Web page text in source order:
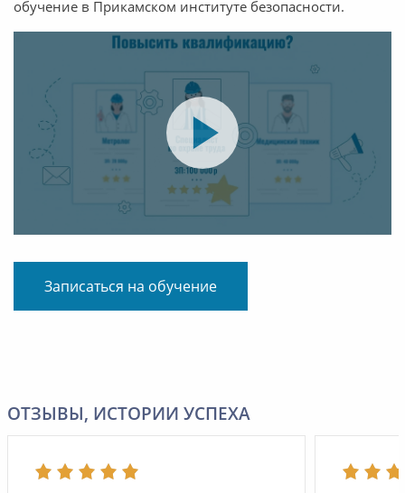
обучение в Прикамском институте безопасности.
Записаться на обучение
ОТЗЫВЫ, ИСТОРИИ УСПЕХА